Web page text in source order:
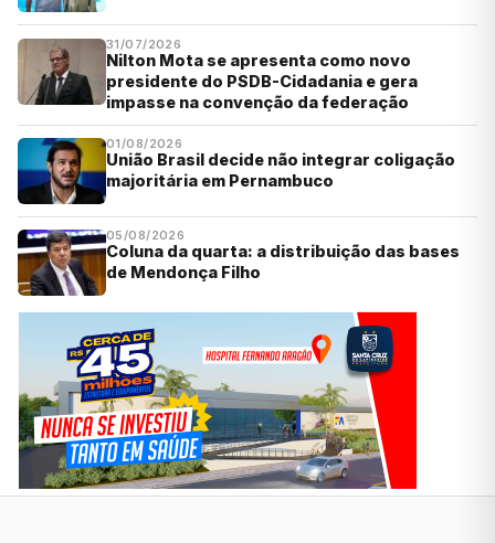
31/07/2026
Nilton Mota se apresenta como novo
presidente do PSDB-Cidadania e gera
impasse na convenção da federação
01/08/2026
União Brasil decide não integrar coligação
majoritária em Pernambuco
05/08/2026
Coluna da quarta: a distribuição das bases
de Mendonça Filho